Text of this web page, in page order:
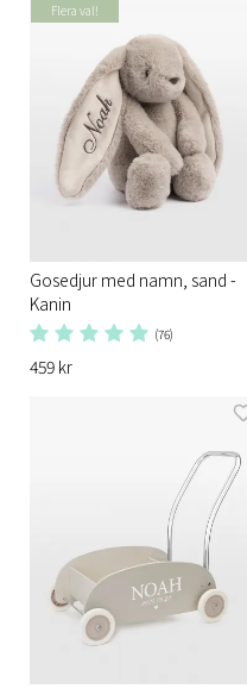
Flera val!
Gosedjur med namn, sand -
Kanin
(76)
459 kr